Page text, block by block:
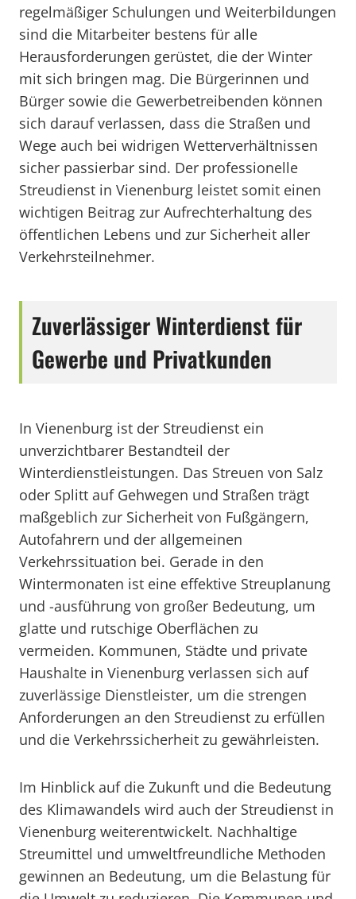
regelmäßiger Schulungen und Weiterbildungen
sind die Mitarbeiter bestens für alle
Herausforderungen gerüstet, die der Winter
mit sich bringen mag. Die Bürgerinnen und
Bürger sowie die Gewerbetreibenden können
sich darauf verlassen, dass die Straßen und
Wege auch bei widrigen Wetterverhältnissen
sicher passierbar sind. Der professionelle
Streudienst in Vienenburg leistet somit einen
wichtigen Beitrag zur Aufrechterhaltung des
öffentlichen Lebens und zur Sicherheit aller
Verkehrsteilnehmer.
Zuverlässiger Winterdienst für
Gewerbe und Privatkunden
In Vienenburg ist der Streudienst ein
unverzichtbarer Bestandteil der
Winterdienstleistungen. Das Streuen von Salz
oder Splitt auf Gehwegen und Straßen trägt
maßgeblich zur Sicherheit von Fußgängern,
Autofahrern und der allgemeinen
Verkehrssituation bei. Gerade in den
Wintermonaten ist eine effektive Streuplanung
und -ausführung von großer Bedeutung, um
glatte und rutschige Oberflächen zu
vermeiden. Kommunen, Städte und private
Haushalte in Vienenburg verlassen sich auf
zuverlässige Dienstleister, um die strengen
Anforderungen an den Streudienst zu erfüllen
und die Verkehrssicherheit zu gewährleisten.
Im Hinblick auf die Zukunft und die Bedeutung
des Klimawandels wird auch der Streudienst in
Vienenburg weiterentwickelt. Nachhaltige
Streumittel und umweltfreundliche Methoden
gewinnen an Bedeutung, um die Belastung für